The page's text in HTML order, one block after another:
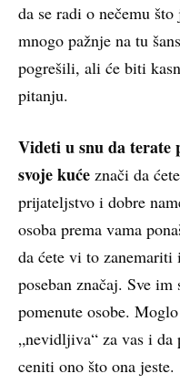
da se radi o nečemu
mnogo pažnje na tu
pogrešili, ali će biti
pitanju.
Videti u snu da
svoje kuće znači da
prijateljstvo i dobre
osoba prema vama
da ćete vi to
poseban značaj. Sve
pomenute osobe.
„nevidljiva“ za vas i da
ceniti ono što ona jeste.